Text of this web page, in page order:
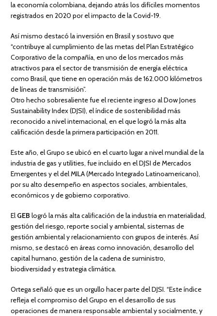
la economía colombiana, dejando atrás los difíciles momentos
registrados en 2020 por el impacto de la Covid-19.
Así mismo destacó la inversión en Brasil y sostuvo que
“contribuye al cumplimiento de las metas del Plan Estratégico
Corporativo de la compañía, en uno de los mercados más
atractivos para el sector de transmisión de energía eléctrica
como Brasil, que tiene en operación más de 162.000 kilómetros
de líneas de transmisión”.
Otro hecho sobresaliente fue el reciente ingreso al Dow Jones
Sustainability Index (DJSI), el índice de sostenibilidad más
reconocido a nivel internacional, en el que logró la más alta
calificación desde la primera participación en 2011.
Este año, el Grupo se ubicó en el cuarto lugar a nivel mundial de la
industria de gas y utilities, fue incluido en el DJSI de Mercados
Emergentes y el del MILA (Mercado Integrado Latinoamericano),
por su alto desempeño en aspectos sociales, ambientales,
económicos y de gobierno corporativo.
El GEB logró la más alta calificación de la industria en materialidad,
gestión del riesgo, reporte social y ambiental, sistemas de
gestión ambiental y relacionamiento con grupos de interés. Así
mismo, se destacó en áreas como innovación, desarrollo del
capital humano, gestión de la cadena de suministro,
biodiversidad y estrategia climática.
Ortega señaló que es un orgullo hacer parte del DJSI. “Este índice
refleja el compromiso del Grupo en el desarrollo de sus
operaciones de manera responsable ambiental y socialmente, y